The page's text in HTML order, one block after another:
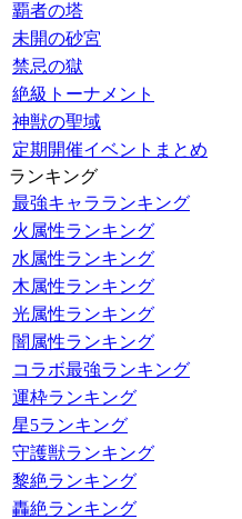
覇者の塔
未開の砂宮
禁忌の獄
絶級トーナメント
神獣の聖域
定期開催イベントまとめ
ランキング
最強キャラランキング
火属性ランキング
水属性ランキング
木属性ランキング
光属性ランキング
闇属性ランキング
コラボ最強ランキング
運枠ランキング
星5ランキング
守護獣ランキング
黎絶ランキング
轟絶ランキング